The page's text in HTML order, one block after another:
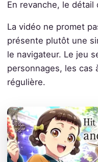
En revanche, le
La vidéo ne promet
présente plutôt une
le navigateur. Le jeu
personnages, les cas
régulière.